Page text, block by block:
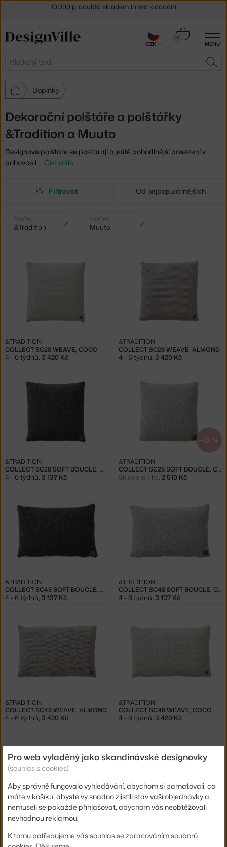
MENU
Hledat
0
Košík
Doplňky
Dekorační polštáře a polštářky
&Tradition a Muuto
Designové polštáře se postarají o ještě pohodlnější posezení v
pohovce i … Číst dále
Filtrovat Od nejpopulárnějších
Vybrané
filtry:
ZNAČKA
&Tradition
ZNAČKA
Muuto
COLLECT SC28 WEAVE, COCO
&TRADITION
4 - 6 týdnů 3 420 Kč
COLLECT SC28 WEAVE, ALMOND
&TRADITION
4 - 6 týdnů 3 420 Kč
COLLECT SC28 SOFT BOUCLE, MOSS
&TRADITION
4 - 6 týdnů, 3 137 Kč
−20 %
COLLECT SC28 SOFT BOUCLE, CLOUD
&TRADITION
Skladem 1 ks, 2 510 Kč
COLLECT SC48 SOFT BOUCLE, MOSS
&TRADITION
4 - 6 týdnů, 3 137 Kč
COLLECT SC48 SOFT BOUCLE, CLOUD
&TRADITION
4 - 6 týdnů, 3 137 Kč
COLLECT SC48 WEAVE, ALMOND
&TRADITION
4 - 6 týdnů, 3 420 Kč
COLLECT SC48 WEAVE, COCO
&TRADITION
4 - 6 týdnů, 3 420 Kč
MUUTO
3 - 4 týdny,5 759 Kč 3 - 4 týdny,4 401 Kč
Sleva 5 % pro odběratele
30 dní na vrácení zboží
CZK
Pro web vyladěný jako skandinávské designovky
(souhlas s cookies)
Aby správně fungovalo vyhledávání, abychom si pamatovali, co
máte v košíku, abyste vy snadno zjistili stav vaší objednávky a
nemuseli se pokaždé přihlašovat, abychom vás neobtěžovali
nevhodnou reklamou.
K tomu potřebujeme váš souhlas se zpracováním souborů